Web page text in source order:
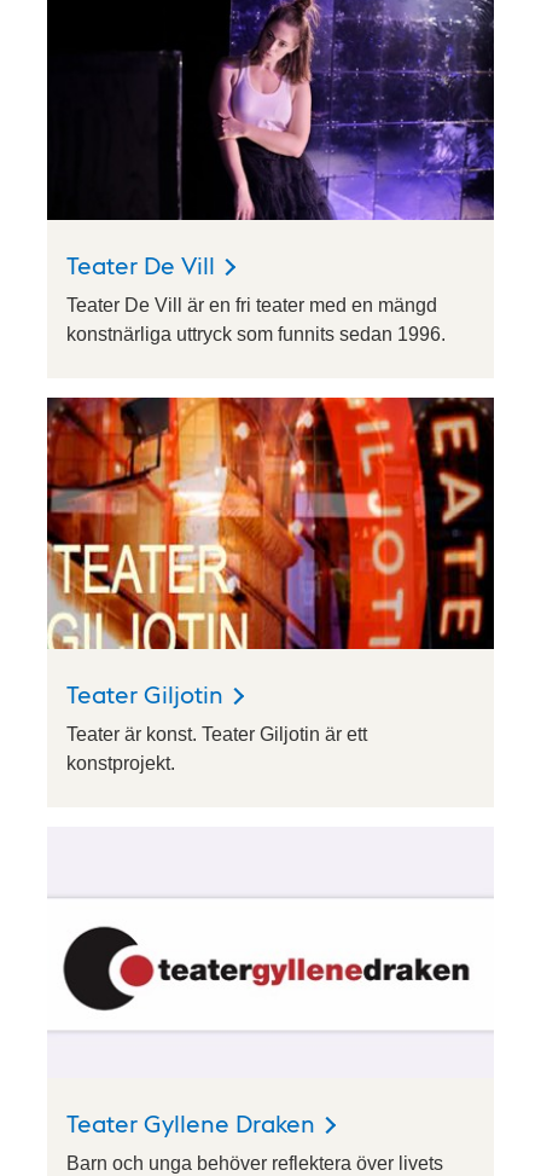
Teater De Vill
Teater De Vill är en fri teater med en mängd
konstnärliga uttryck som funnits sedan 1996.
Teater Giljotin
Teater är konst. Teater Giljotin är ett
konstprojekt.
Teater Gyllene Draken
Barn och unga behöver reflektera över livets